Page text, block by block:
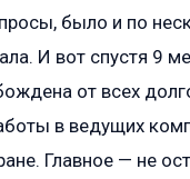
было и по
И вот спустя 9
от всех
в ведущих
Главное — не